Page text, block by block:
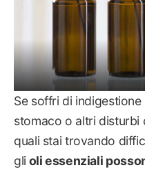
Se soffri di
stomaco o altri disturbi
quali stai trovando
gli oli essenziali